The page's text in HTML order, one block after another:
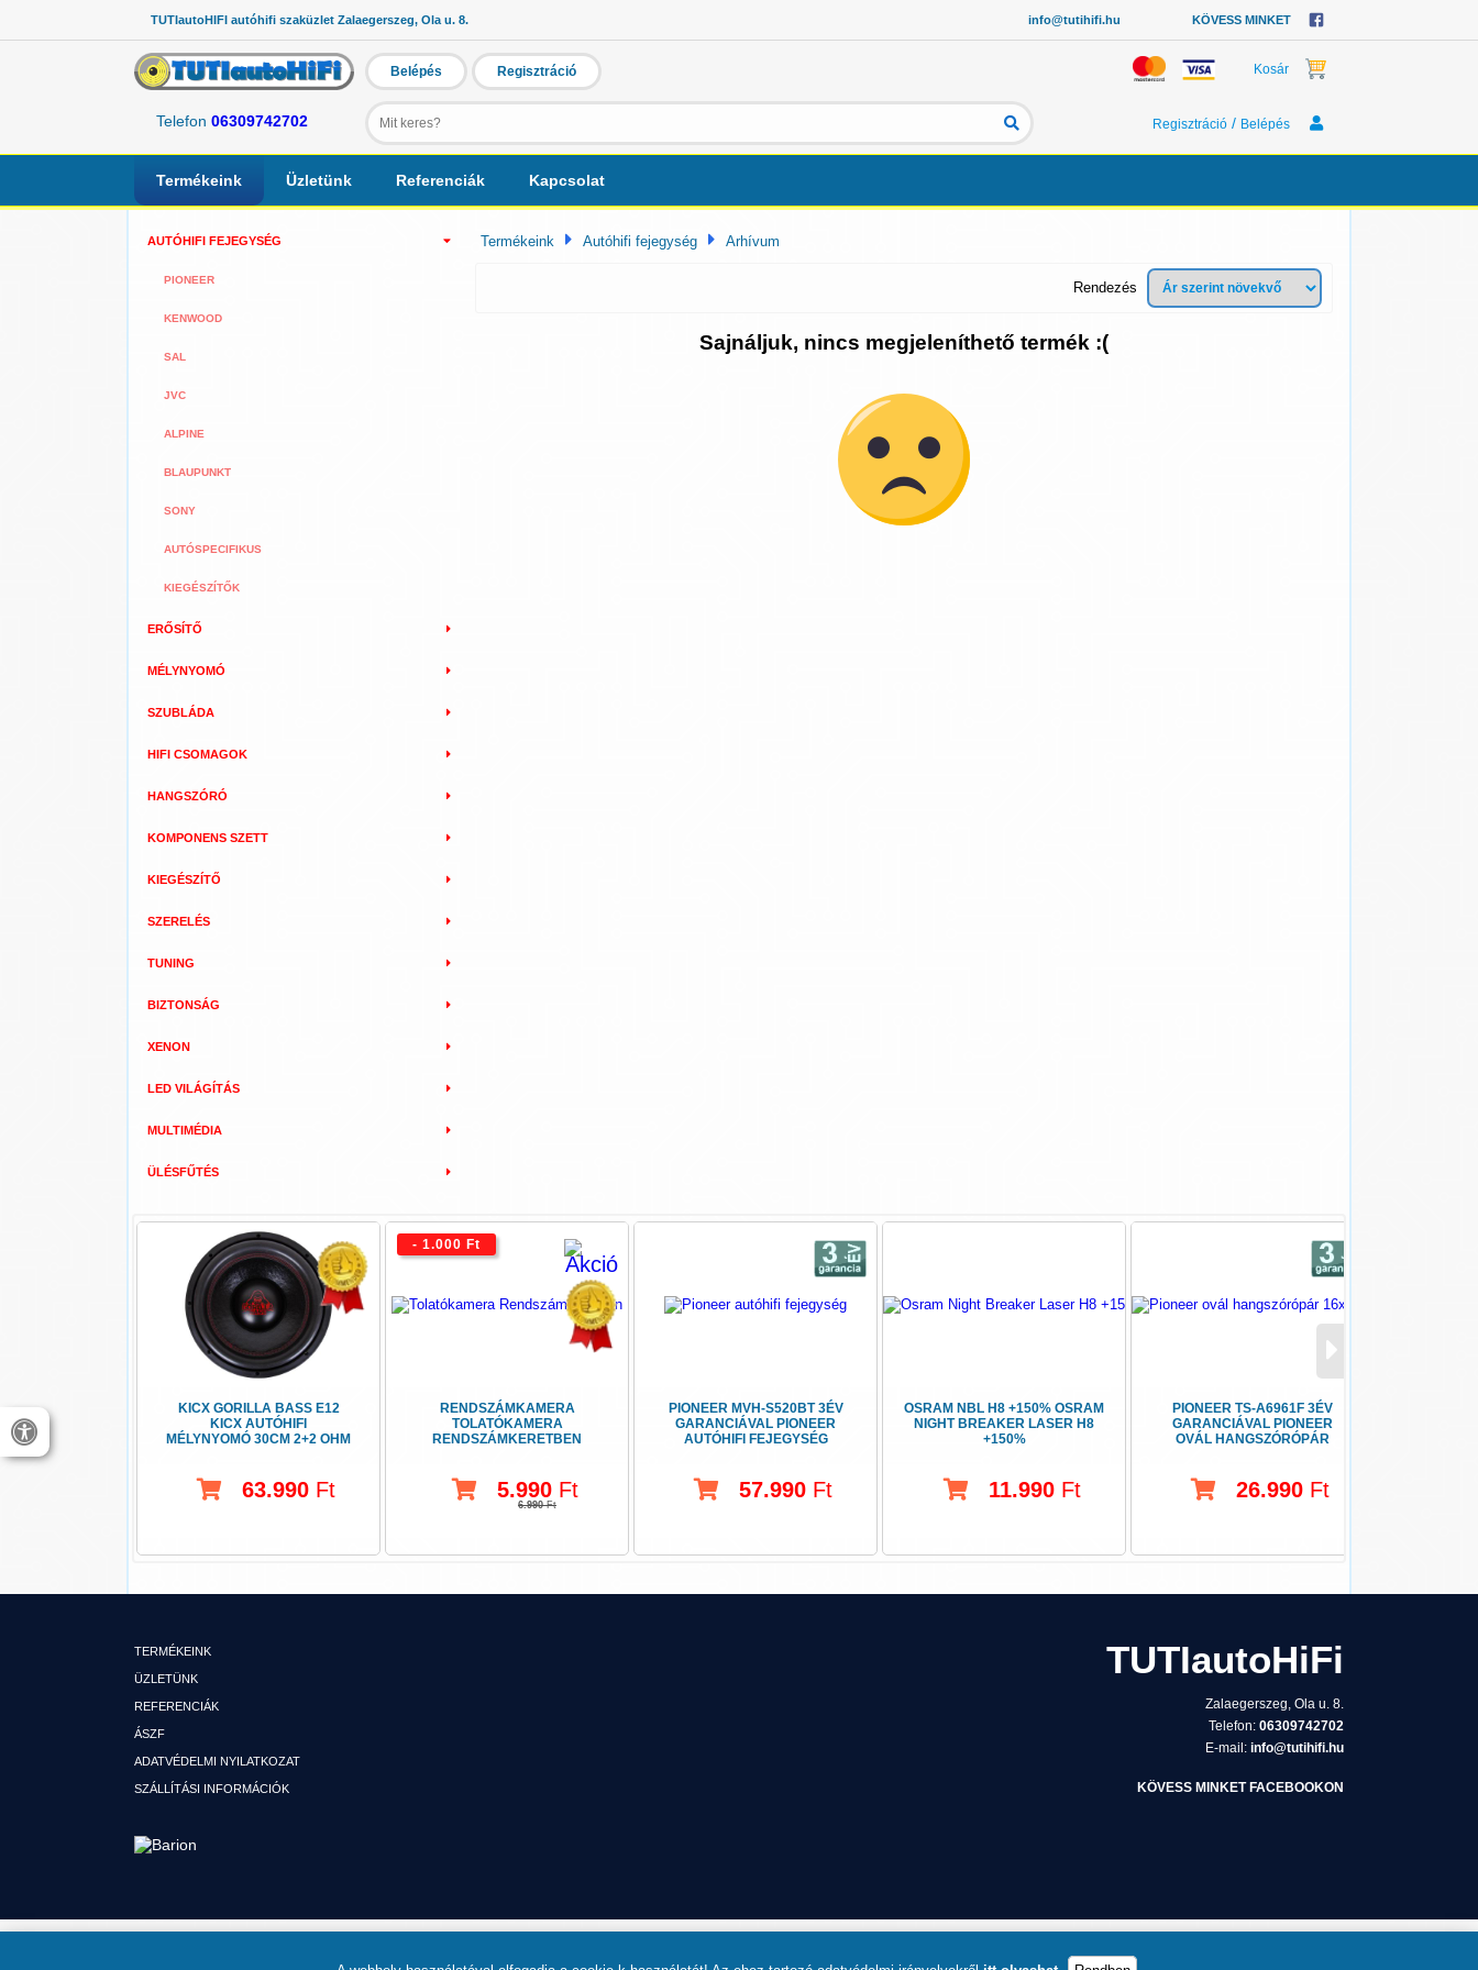
TUTIautoHIFI autóhifi szaküzlet Zalaegerszeg, Ola u. 8. info@tutihifi.hu KÖVESS MINKET
Telefon 06309742702
Belépés Regisztráció Kosár
Regisztráció / Belépés
Termékeink Üzletünk Referenciák Kapcsolat
AUTÓHIFI FEJEGYSÉG
PIONEER
KENWOOD
SAL
JVC
ALPINE
BLAUPUNKT
SONY
AUTÓSPECIFIKUS
KIEGÉSZÍTŐK
ERŐSÍTŐ
MÉLYNYOMÓ
SZUBLÁDA
HIFI CSOMAGOK
HANGSZÓRÓ
KOMPONENS SZETT
KIEGÉSZÍTŐ
SZERELÉS
TUNING
BIZTONSÁG
XENON
LED VILÁGÍTÁS
MULTIMÉDIA
ÜLÉSFŰTÉS
Termékeink Autóhifi fejegység Arhívum
Rendezés
Sajnáljuk, nincs megjeleníthető termék :(
KICX GORILLA BASS E12
KICX AUTÓHIFI
MÉLYNYOMÓ 30CM 2+2 OHM
63.990 Ft
RENDSZÁMKAMERA
TOLATÓKAMERA
RENDSZÁMKERETBEN
5.990Ft
6.990Ft
- 1.000 Ft
PIONEER MVH-S520BT 3ÉV
GARANCIÁVAL PIONEER
AUTÓHIFI FEJEGYSÉG
57.990 Ft
OSRAM NBL H8 +150% OSRAM
NIGHT BREAKER LASER H8
+150%
11.990Ft
PIONEER TS-A6961F 3ÉV
GARANCIÁVAL PIONEER
OVÁL HANGSZÓRÓPÁR
26.990 Ft
TERMÉKEINK
ÜZLETÜNK
REFERENCIÁK
ÁSZF
ADATVÉDELMI NYILATKOZAT
SZÁLLÍTÁSI INFORMÁCIÓK
TUTIautoHiFi
Zalaegerszeg, Ola u. 8.
Telefon: 06309742702
E-mail: info@tutihifi.hu
KÖVESS MINKET FACEBOOKON